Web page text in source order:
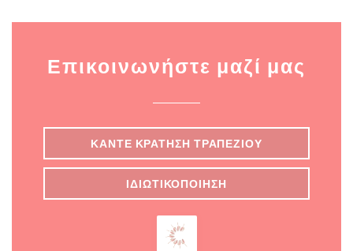
Επικοινωνήστε μαζί μας
ΚΆΝΤΕ ΚΡΆΤΗΣΗ ΤΡΑΠΕΖΙΟΎ
ΙΔΙΩΤΙΚΟΠΟΊΗΣΗ